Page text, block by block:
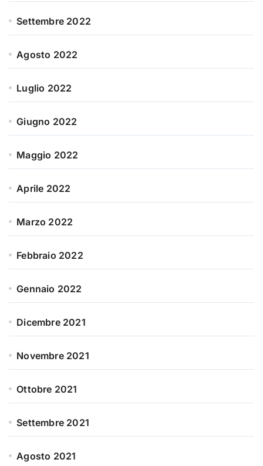
Settembre 2022
Agosto 2022
Luglio 2022
Giugno 2022
Maggio 2022
Aprile 2022
Marzo 2022
Febbraio 2022
Gennaio 2022
Dicembre 2021
Novembre 2021
Ottobre 2021
Settembre 2021
Agosto 2021